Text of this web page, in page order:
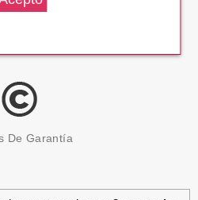
De Garantía